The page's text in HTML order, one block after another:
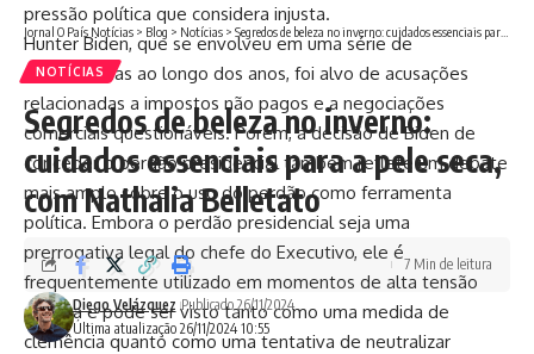
pressão política que considera injusta.
Hunter Biden, que se envolveu em uma série de
controvérsias ao longo dos anos, foi alvo de acusações
relacionadas a impostos não pagos e a negociações
comerciais questionáveis. Porém, a decisão de Biden de
conceder o perdão presidencial também reflete um debate
mais amplo sobre o uso do perdão como ferramenta
política. Embora o perdão presidencial seja uma
prerrogativa legal do chefe do Executivo, ele é
frequentemente utilizado em momentos de alta tensão
política e pode ser visto tanto como uma medida de
clemência quanto como uma tentativa de neutralizar
Jornal O País Notícias > Blog > Notícias > Segredos de beleza no inverno: cuidados essenciais para a pele seca, com Nathalia Belletato
NOTÍCIAS
Segredos de beleza no inverno:
cuidados essenciais para a pele seca,
com Nathalia Belletato
Última atualização 26/11/2024 10:55
Diego Velázquez Publicado 26/11/2024
7 Min de leitura